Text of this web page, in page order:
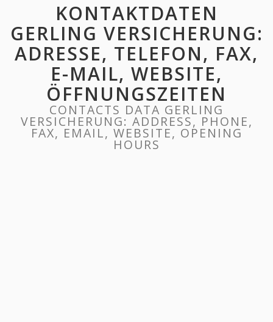
KONTAKTDATEN
GERLING VERSICHERUNG:
ADRESSE, TELEFON, FAX,
E-MAIL, WEBSITE,
ÖFFNUNGSZEITEN
CONTACTS DATA GERLING
VERSICHERUNG: ADDRESS, PHONE,
FAX, EMAIL, WEBSITE, OPENING
HOURS